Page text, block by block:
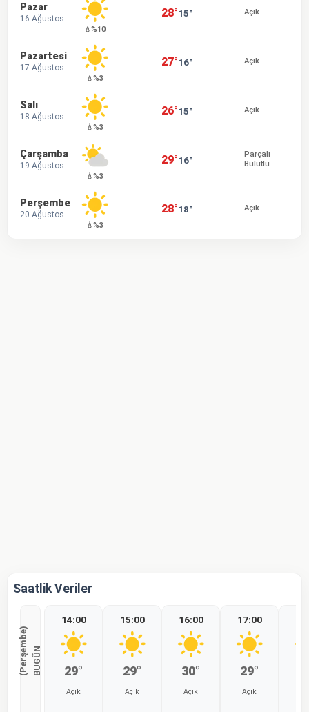
Pazar
16 Ağustos
💧%10
28°15° Açık
Pazartesi
17 Ağustos
💧%3
27°16° Açık
Salı
18 Ağustos
💧%3
26°15° Açık
Çarşamba
19 Ağustos
💧%3
29°16°
Parçalı
Bulutlu
Perşembe
20 Ağustos
💧%3
28°18° Açık
Saatlik Veriler
B
U
G
Ü
N
(
P
e
r
ş
e
m
b
e
)
14:00
29°
Açık
15:00
29°
Açık
16:00
30°
Açık
17:00
29°
Açık